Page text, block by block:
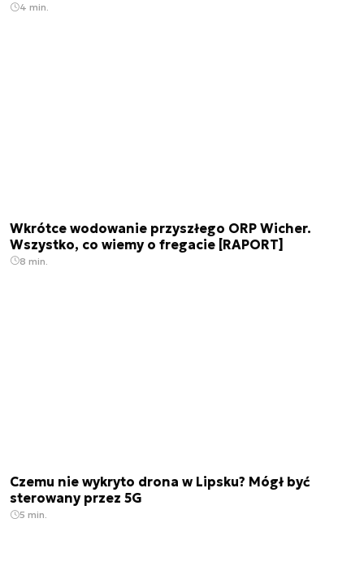
4 min.
Wkrótce wodowanie przyszłego ORP Wicher.
Wszystko, co wiemy o fregacie [RAPORT]
8 min.
Czemu nie wykryto drona w Lipsku? Mógł być
sterowany przez 5G
5 min.